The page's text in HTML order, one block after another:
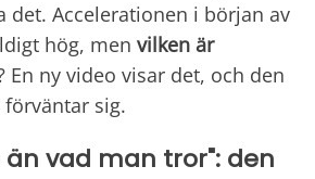
det. Accelerationen i början av
hög, men vilken är
En ny video visar det, och den
sig.
än vad man tror": den